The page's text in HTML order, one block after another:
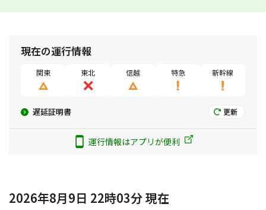
現在の運行情報
関東 東北 信越 特急 新幹線
更新
遅延証明書
運行情報はアプリが便利
2026年8月9日 22時03分 現在